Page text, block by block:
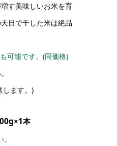
す美味しいお米を育
日で干した米は絶品
可能です。(同価格)
します。)
本